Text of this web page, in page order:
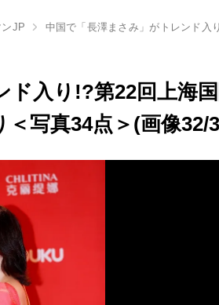
JP 中国で「長澤まさみ」がトレンド入
ド入り!?第22回上海
写真34点＞(画像32/